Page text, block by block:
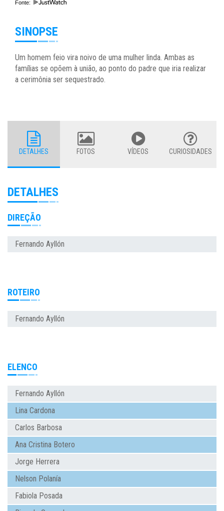
Fonte:
SINOPSE
Um homem feio vira noivo de uma mulher linda. Ambas as
famílias se opõem à união, ao ponto do padre que iria realizar
a cerimônia ser sequestrado.
DETALHES FOTOS VÍDEOS CURIOSIDADES
DETALHES
DIREÇÃO
Fernando Ayllón
ROTEIRO
Fernando Ayllón
ELENCO
Fernando Ayllón
Lina Cardona
Carlos Barbosa
Ana Cristina Botero
Jorge Herrera
Nelson Polanía
Fabiola Posada